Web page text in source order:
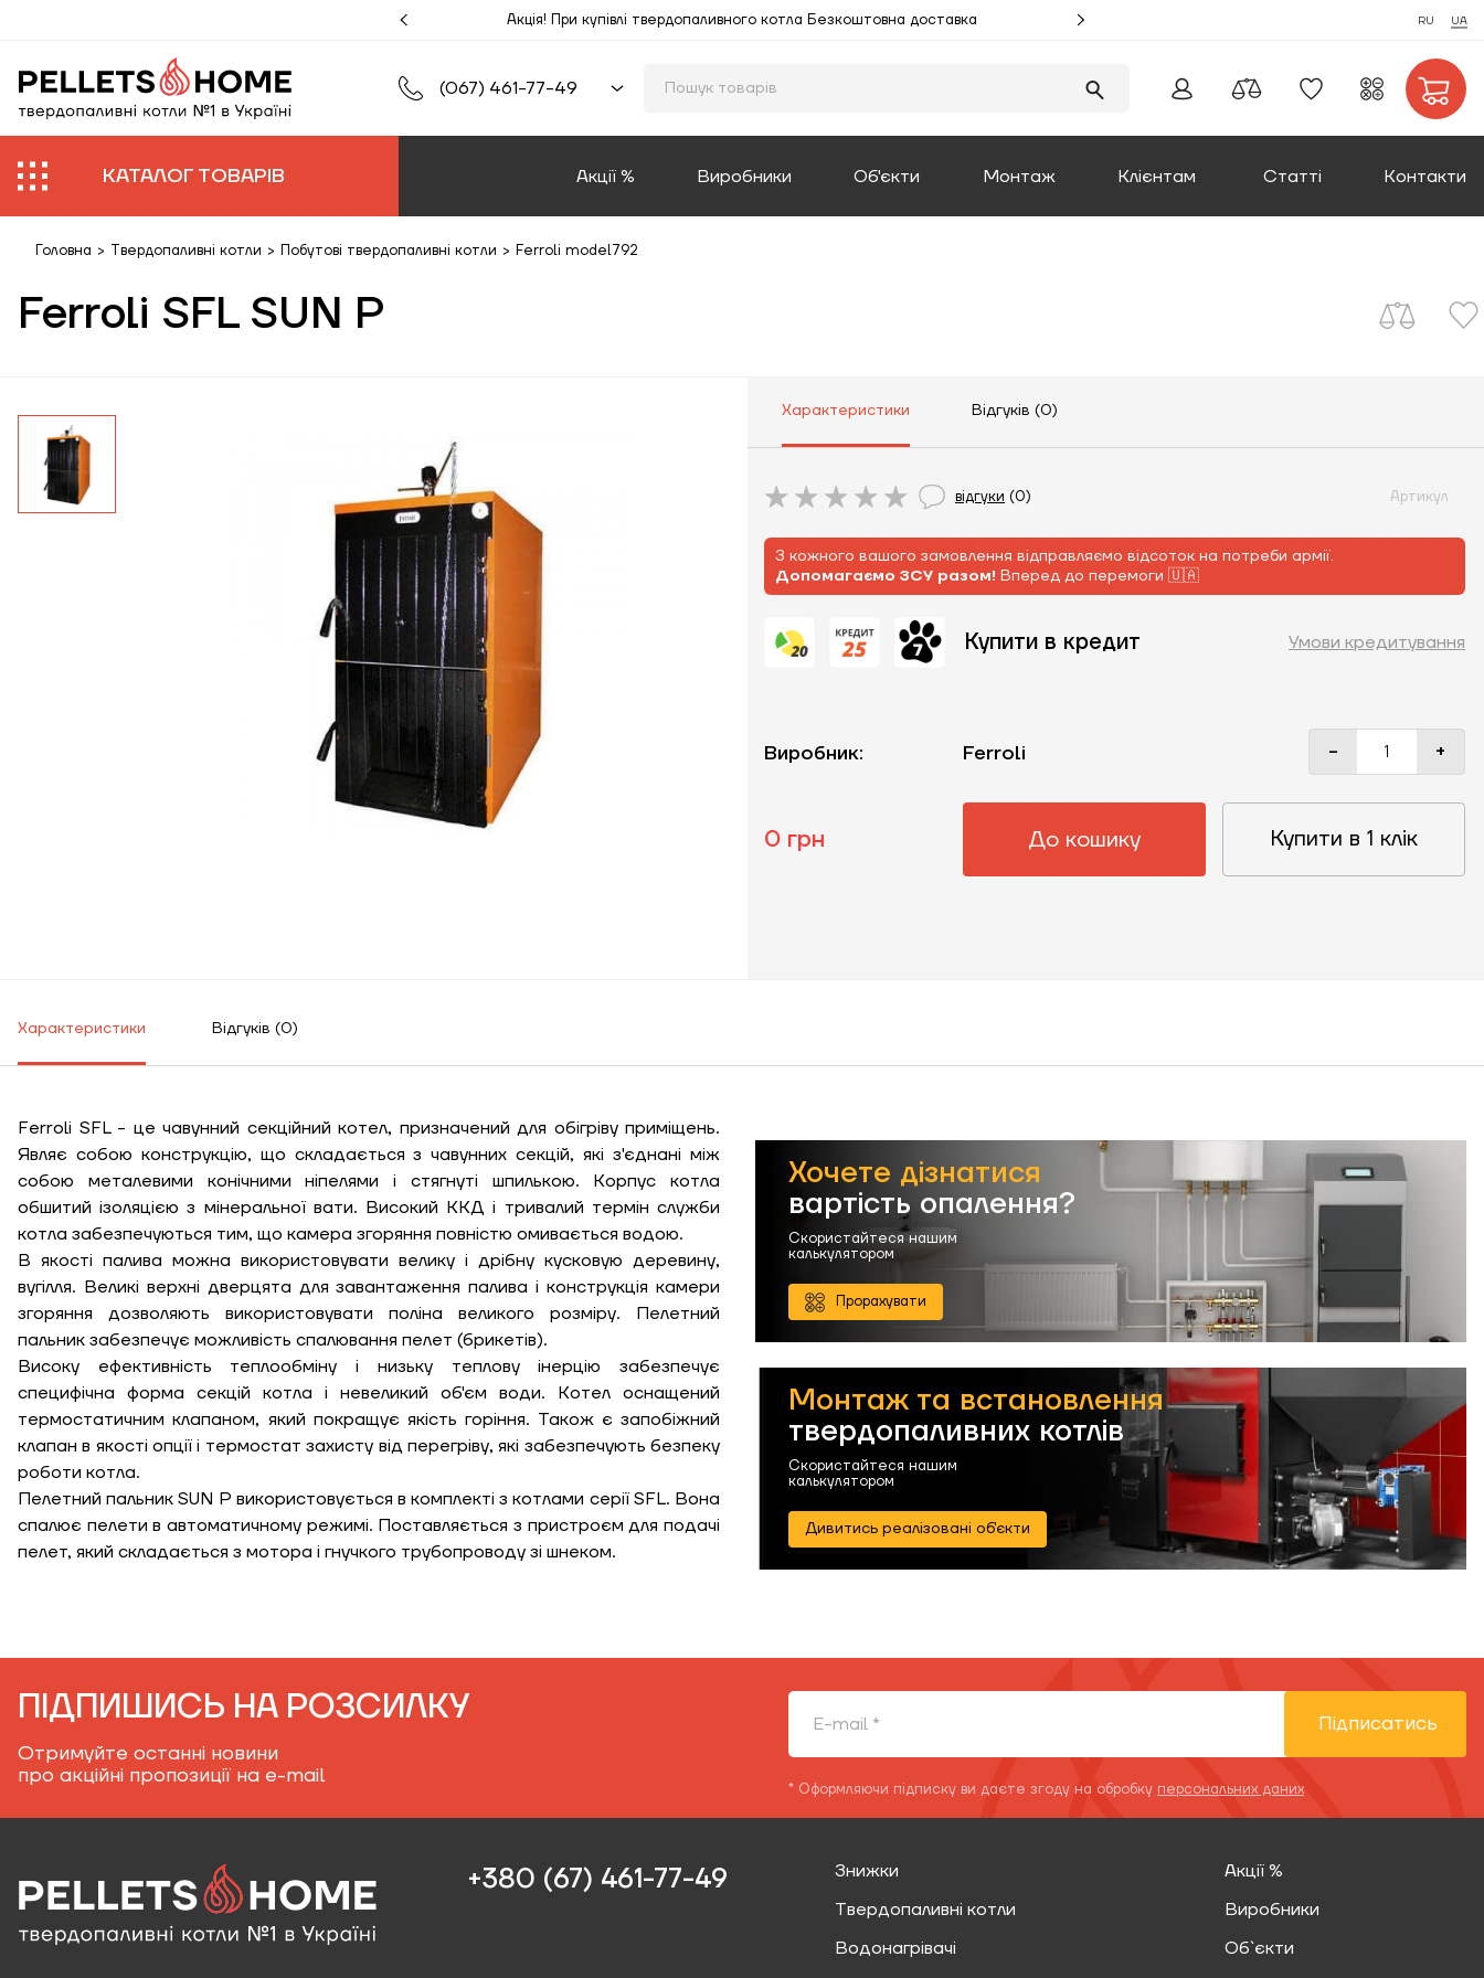
Акція! При купівлі твердопаливного котла Безкоштовна доставка Акція! Замовляйте монтаж котлів та отримуйте
RU UA
(067) 461-77-49
КАТАЛОГ ТОВАРІВ Акції % Виробники Об'єкти Монтаж Клієнтам Статті Контакти
Головна > Твердопаливні котли > Побутові твердопаливні котли > Ferroli model792
Ferroli SFL SUN P
Характеристики Відгуків (0)
відгуки (0) Артикул
З кожного вашого замовлення відправляємо відсоток на потреби армії.
Допомагаємо ЗСУ разом! Вперед до перемоги 🇺🇦
Купити в кредит Умови кредитування
Виробник: Ferroli - +
0 грн До кошику Купити в 1 клік
Характеристики Відгуків (0)
Ferroli SFL - це чавунний секційний котел, призначений для обігріву приміщень.
Являє собою конструкцію, що складається з чавунних секцій, які з'єднані між
собою металевими конічними ніпелями і стягнуті шпилькою. Корпус котла
обшитий ізоляцією з мінеральної вати. Високий ККД і тривалий термін служби
котла забезпечуються тим, що камера згоряння повністю омивається водою.
В якості палива можна використовувати велику і дрібну кусковую деревину,
вугілля. Великі верхні дверцята для завантаження палива і конструкція камери
згоряння дозволяють використовувати поліна великого розміру. Пелетний
пальник забезпечує можливість спалювання пелет (брикетів).
Високу ефективність теплообміну і низьку теплову інерцію забезпечує
специфічна форма секцій котла і невеликий об'єм води. Котел оснащений
термостатичним клапаном, який покращує якість горіння. Також є запобіжний
клапан в якості опції і термостат захисту від перегріву, які забезпечують безпеку
роботи котла.
Пелетний пальник SUN P використовується в комплекті з котлами серії SFL. Вона
спалює пелети в автоматичному режимі. Поставляється з пристроєм для подачі
пелет, який складається з мотора і гнучкого трубопроводу зі шнеком.
Хочете дізнатися
вартість опалення?
Скористайтеся нашим
калькулятором
Прорахувати
Монтаж та встановлення
твердопаливних котлів
Скористайтеся нашим
калькулятором
Дивитись реалізовані об'єкти
ПІДПИШИСЬ НА РОЗСИЛКУ
Отримуйте останні новини
про акційні пропозиції на e-mail
Підписатись
* Оформляючи підписку ви даєте згоду на обробку персональних даних
Довжина, м
Ступінь утеплення,
Вт/м кв
Гарно утеплений, 55
Необхідна
потужність, кВт
+380 (67) 461-77-49‬
Знижки
Твердопаливні котли
Водонагрівачі
Акції %
Виробники
Об`єкти
Замовити
Надіслати
Надіслати
Кошик